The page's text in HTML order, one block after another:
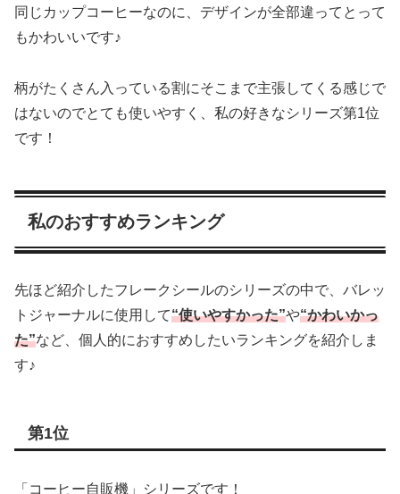
同じカップコーヒーなのに、デザインが全部違ってとって
もかわいいです♪
柄がたくさん入っている割にそこまで主張してくる感じで
はないのでとても使いやすく、私の好きなシリーズ第1位
です！
私のおすすめランキング
先ほど紹介したフレークシールのシリーズの中で、バレッ
トジャーナルに使用して“使いやすかった”や“かわいかっ
た”など、個人的におすすめしたいランキングを紹介しま
す♪
第1位
「コーヒー自販機」シリーズです！